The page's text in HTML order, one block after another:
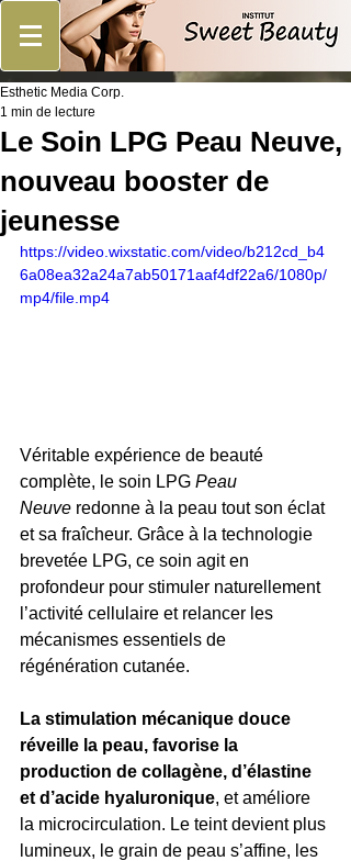
Le Soin LPG Peau Neuve,
nouveau booster de
jeunesse
Esthetic Media Corp.
1 min de lecture
https://video.wixstatic.com/video/b212cd_b4
6a08ea32a24a7ab50171aaf4df22a6/1080p/
mp4/file.mp4
Véritable expérience de beauté
complète, le soin LPG Peau
Neuve redonne à la peau tout son éclat
et sa fraîcheur. Grâce à la technologie
brevetée LPG, ce soin agit en
profondeur pour stimuler naturellement
l’activité cellulaire et relancer les
mécanismes essentiels de
régénération cutanée.
La stimulation mécanique douce
réveille la peau, favorise la
production de collagène, d’élastine
et d’acide hyaluronique, et améliore
la microcirculation. Le teint devient plus
lumineux, le grain de peau s’affine, les